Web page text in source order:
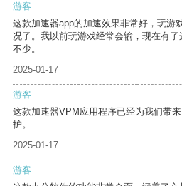
游客
这款加速器app的加速效果非常好，玩游
况了。我以前玩游戏经常会输，现在有
不少。
2025-01-17
游客
这款加速器VPM应用程序已经为我们带
护。
2025-01-17
游客